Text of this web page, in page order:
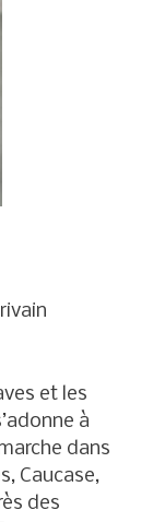
et les
à
dans
Caucase,
des